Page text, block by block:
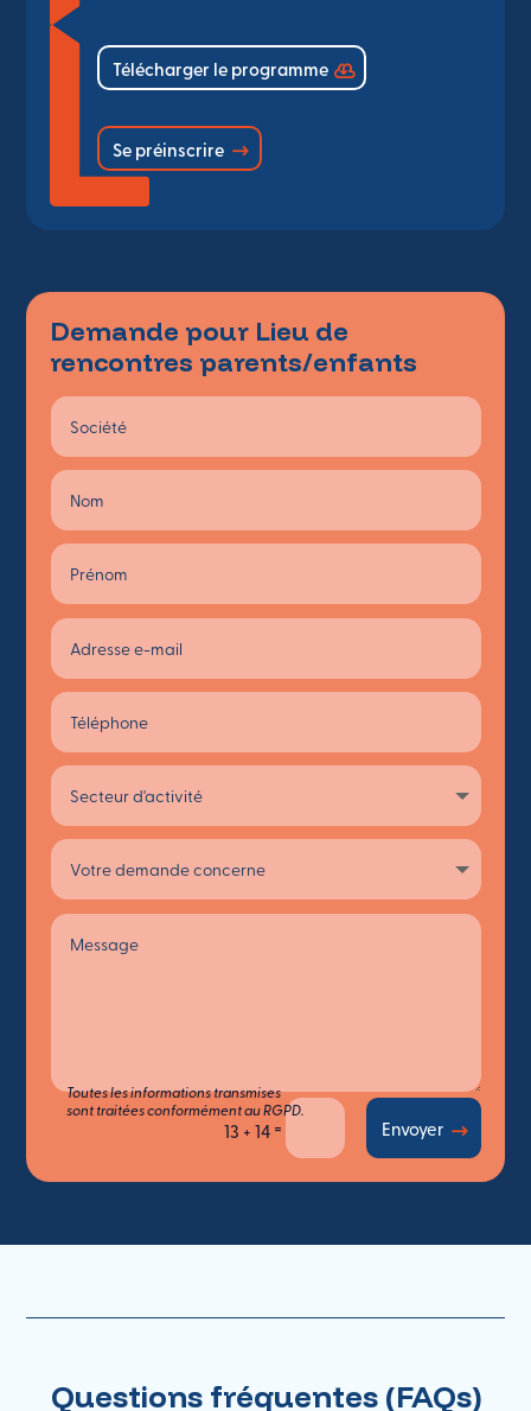
Télécharger le programme
Se préinscrire
Demande pour Lieu de
rencontres parents/enfants
13 + 14= Envoyer
Toutes les informations transmises
sont traitées conformément au RGPD.
Questions fréquentes (FAQs)